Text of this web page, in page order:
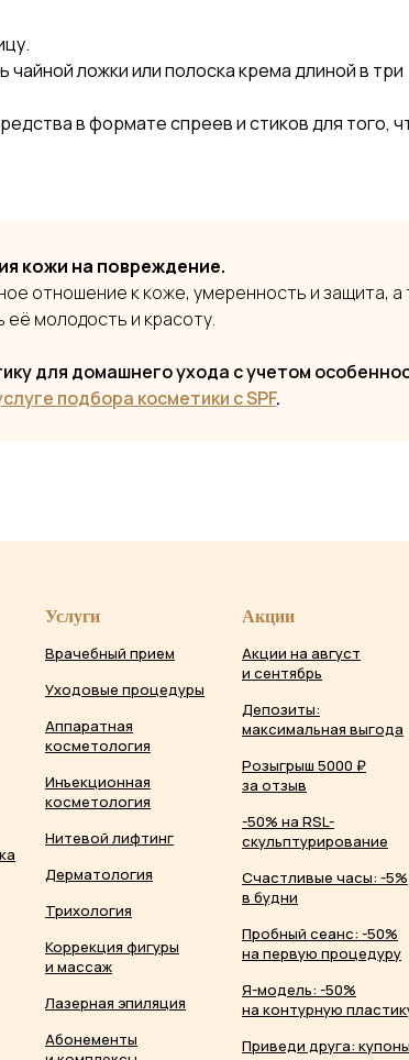
ложки или полоска крема длиной в три
в формате спреев и стиков для того,
кожи на повреждение.
отношение к коже, умеренность и защита, а
её молодость и красоту.
для домашнего ухода с учетом
подбора косметики с SPF.
Услуги
Врачебный прием
Уходовые процедуры
Аппаратная
косметология
Инъекционная
косметология
Нитевой лифтинг
Дерматология
Трихология
Коррекция фигуры
и массаж
Лазерная эпиляция
Абонементы
Акции
Акции на август
и сентябрь
Депозиты:
максимальная выгода
Розыгрыш 5000 ₽
за отзыв
-50% на RSL-
скульптурирование
Счастливые часы: -5%
в будни
Пробный сеанс: -50%
на первую процедуру
Я-модель: -50%
на контурную
Приведи друга: купоны